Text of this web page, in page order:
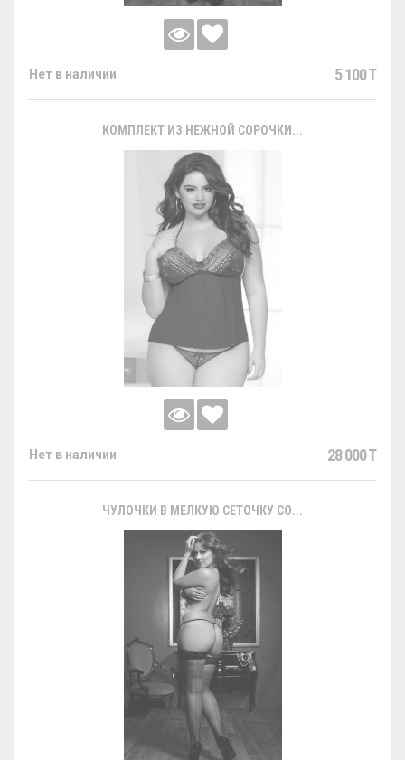
Нет в наличии 5 100 T
КОМПЛЕКТ ИЗ НЕЖНОЙ СОРОЧКИ...
Нет в наличии 28 000 T
ЧУЛОЧКИ В МЕЛКУЮ СЕТОЧКУ СО...